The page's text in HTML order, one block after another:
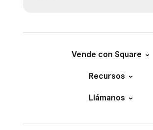
Vende con Square
Recursos
Llámanos